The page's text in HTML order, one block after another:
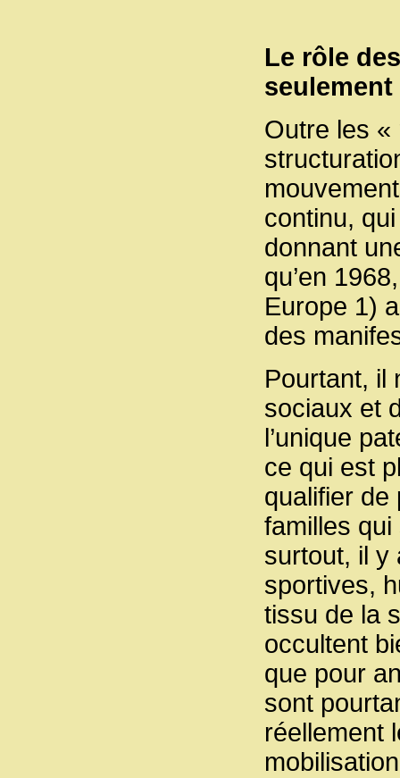
Le rôle
seulement
Outre les «
continu,
donnant
qu’en
Europe 1)
des
Pourtant, il
sociaux et
l’unique
ce qui est
qualifier de
familles
surtout, il y
sportives,
tissu de la
occultent
que pour
sont
réellement